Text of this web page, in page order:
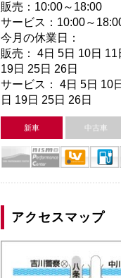
販売：10:00～18:00
サービス：10:00～
今月の休業日：
販売： 4日 5日 10日
19日 25日 26日
サービス： 4日 5日 10
日 19日 25日 26日
新車 中古車
アクセスマップ